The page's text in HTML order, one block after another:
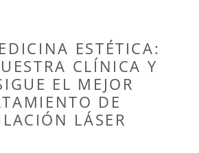
ESTÉTICA:
CLÍNICA Y
EL MEJOR
DE
LÁSER